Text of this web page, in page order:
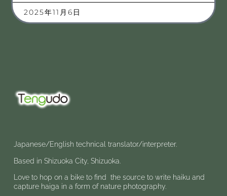
2025年11月6日
Japanese/English technical translator/interpreter.
Based in Shizuoka City, Shizuoka.
Love to hop on a bike to find the source to write haiku and
capture haiga in a form of nature photography.